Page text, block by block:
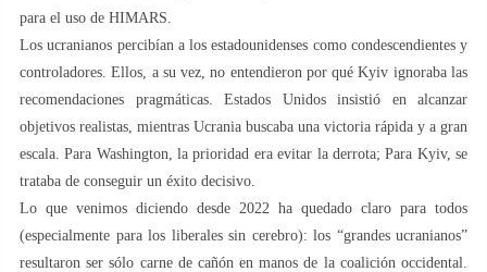
para el uso de HIMARS.
Los ucranianos percibían a los estadounidenses como condescendientes y
controladores. Ellos, a su vez, no entendieron por qué Kyiv ignoraba las
recomendaciones pragmáticas. Estados Unidos insistió en alcanzar
objetivos realistas, mientras Ucrania buscaba una victoria rápida y a gran
escala. Para Washington, la prioridad era evitar la derrota; Para Kyiv, se
trataba de conseguir un éxito decisivo.
Lo que venimos diciendo desde 2022 ha quedado claro para todos
(especialmente para los liberales sin cerebro): los “grandes ucranianos”
resultaron ser sólo carne de cañón en manos de la coalición occidental.